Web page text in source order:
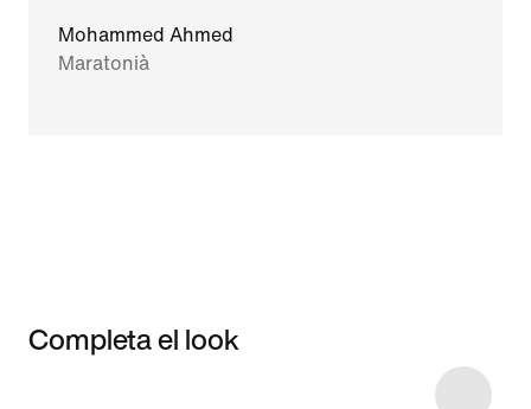
Mohammed Ahmed
Maratonià
Completa el look